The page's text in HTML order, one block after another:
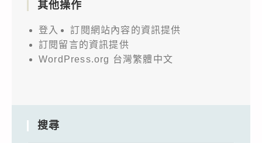
其他操作
登入
訂閱網站內容的資訊提供
訂閱留言的資訊提供
WordPress.org 台灣繁體中文
搜尋